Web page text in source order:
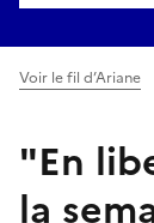
Voir le fil d’Ariane
"En
la